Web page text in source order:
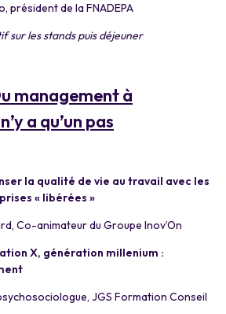
président de la FNADEPA
sur les stands puis déjeuner
management à
a qu’un pas
la qualité de vie au travail avec les
« libérées »
Co-animateur du Groupe Inov’On
X, génération millenium :
JGS Formation Conseil